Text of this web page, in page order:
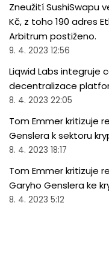
Zneužití SushiSwapu
Kč, z toho 190 adres
Arbitrum postiženo.
9. 4. 2023 12:56
Liqwid Labs integruje
decentralizace
8. 4. 2023 22:05
Tom Emmer kritizuje
Genslera k sektoru
8. 4. 2023 18:17
Tom Emmer kritizuje
Garyho Genslera ke
8. 4. 2023 5:12